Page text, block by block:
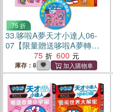
75 折
33.哆啦A夢天才小達人06-
07【限量贈送哆啦A夢轉印
水晶貼】75 600
庫存：8